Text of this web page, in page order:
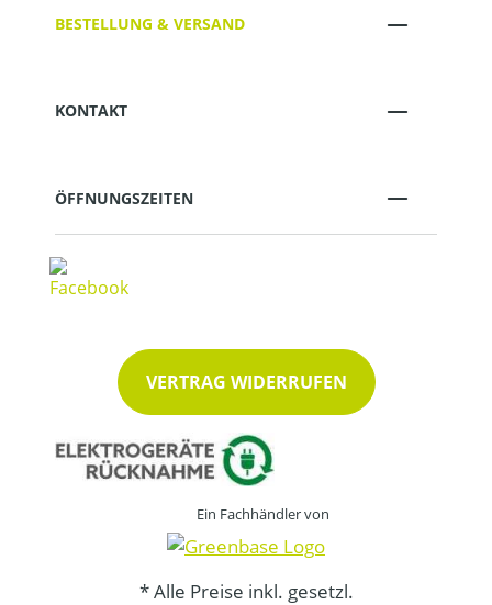
BESTELLUNG & VERSAND
KONTAKT
ÖFFNUNGSZEITEN
VERTRAG WIDERRUFEN
Ein Fachhändler von
* Alle Preise inkl. gesetzl.